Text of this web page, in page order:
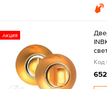
Акция
Код